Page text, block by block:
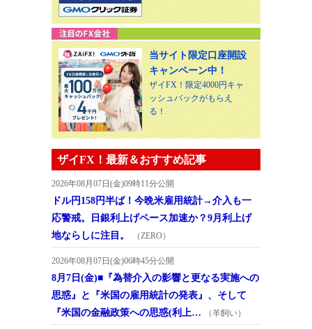
当サイト限定口座開設
キャンペーン中！
ザイFX！限定4000円キャ
ッシュバックがもらえ
る！
ザイFX！最新＆おすすめ記事
2026年08月07日(金)09時11分公開
ドル円158円半ば！今晩米雇用統計→介入も一
応警戒。日銀利上げペース加速か？9月利上げ
地ならしに注目。
（ZERO）
2026年08月07日(金)06時45分公開
8月7日(金)■『為替介入の影響と更なる実施への
思惑』と『米国の雇用統計の発表』、そして
『米国の金融政策への思惑(利上…
（羊飼い）